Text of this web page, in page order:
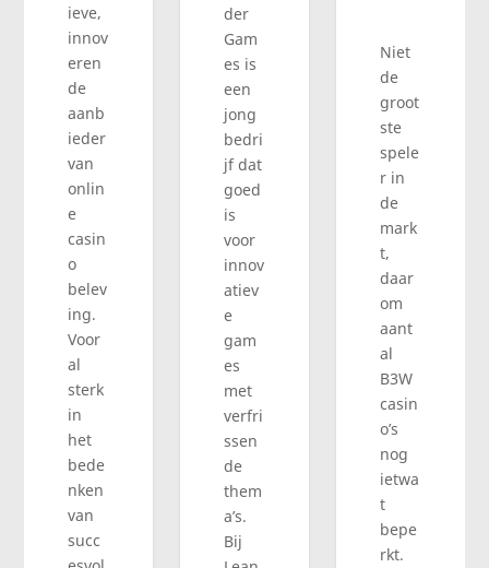
ieve,
innov
eren
de
aanb
ieder
van
onlin
e
casin
o
belev
ing.
Voor
al
sterk
in
het
bede
nken
van
succ
der
Gam
es is
een
jong
bedri
jf dat
goed
is
voor
innov
atiev
e
gam
es
met
verfri
ssen
de
them
a’s.
Bij
Niet
de
groot
ste
spele
r in
de
mark
t,
daar
om
aant
al
B3W
casin
o’s
nog
ietwa
t
bepe
rkt.